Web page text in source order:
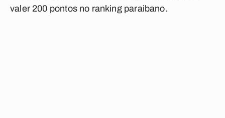
valer 200 pontos no ranking paraibano.